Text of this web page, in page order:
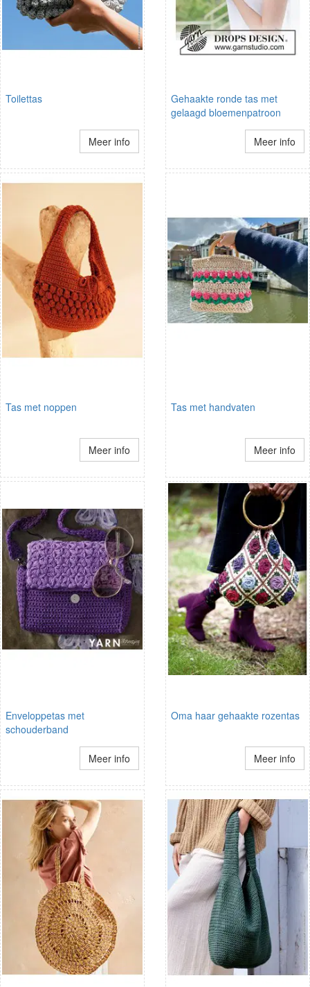
Toilettas
Meer info
Gehaakte ronde tas met
gelaagd bloemenpatroon
Meer info
Tas met noppen
Meer info
Tas met handvaten
Meer info
Enveloppetas met
schouderband
Meer info
Oma haar gehaakte rozentas
Meer info